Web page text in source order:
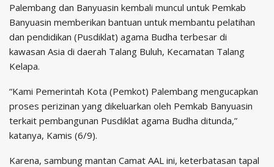
Palembang dan Banyuasin kembali muncul untuk Pemkab
Banyuasin memberikan bantuan untuk membantu pelatihan
dan pendidikan (Pusdiklat) agama Budha terbesar di
kawasan Asia di daerah Talang Buluh, Kecamatan Talang
Kelapa.
“Kami Pemerintah Kota (Pemkot) Palembang mengucapkan
proses perizinan yang dikeluarkan oleh Pemkab Banyuasin
terkait pembangunan Pusdiklat agama Budha ditunda,”
katanya, Kamis (6/9).
Karena, sambung mantan Camat AAL ini, keterbatasan tapal